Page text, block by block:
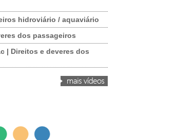
hidroviário / aquaviário
dos passageiros
| Direitos e deveres dos